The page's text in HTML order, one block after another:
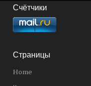
Счётчики
Страницы
Home